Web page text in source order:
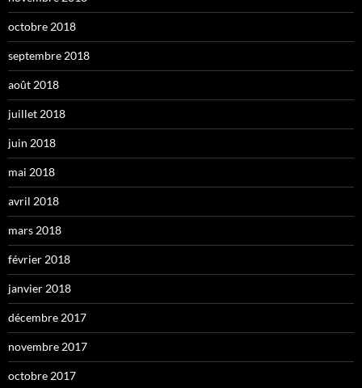
octobre 2018
septembre 2018
août 2018
juillet 2018
juin 2018
mai 2018
avril 2018
mars 2018
février 2018
janvier 2018
décembre 2017
novembre 2017
octobre 2017